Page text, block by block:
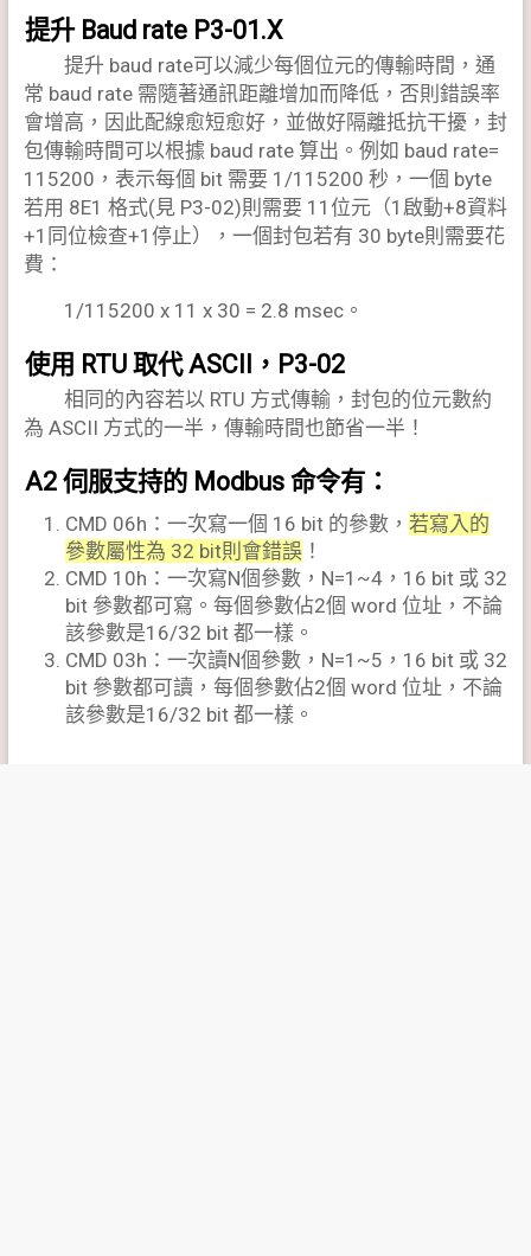
提升 Baud rate P3-01.X
提升 baud rate可以減少每個位元的傳輸時間，通
常 baud rate 需隨著通訊距離增加而降低，否則錯誤率
會增高，因此配線愈短愈好，並做好隔離抵抗干擾，封
包傳輸時間可以根據 baud rate 算出。例如 baud rate=
115200，表示每個 bit 需要 1/115200 秒，一個 byte
若用 8E1 格式(見 P3-02)則需要 11位元（1啟動+8資料
+1同位檢查+1停止），一個封包若有 30 byte則需要花
費：
1/115200 x 11 x 30 = 2.8 msec。
使用 RTU 取代 ASCII，P3-02
相同的內容若以 RTU 方式傳輸，封包的位元數約
為 ASCII 方式的一半，傳輸時間也節省一半！
A2 伺服支持的 Modbus 命令有：
CMD 06h：一次寫一個 16 bit 的參數， 若寫入的
參數屬性為 32 bit則會錯誤！
CMD 10h：一次寫N個參數，N=1~4，16 bit 或 32
bit 參數都可寫。每個參數佔2個 word 位址，不論
該參數是16/32 bit 都一樣。
CMD 03h：一次讀N個參數，N=1~5，16 bit 或 32
bit 參數都可讀，每個參數佔2個 word 位址，不論
該參數是16/32 bit 都一樣。